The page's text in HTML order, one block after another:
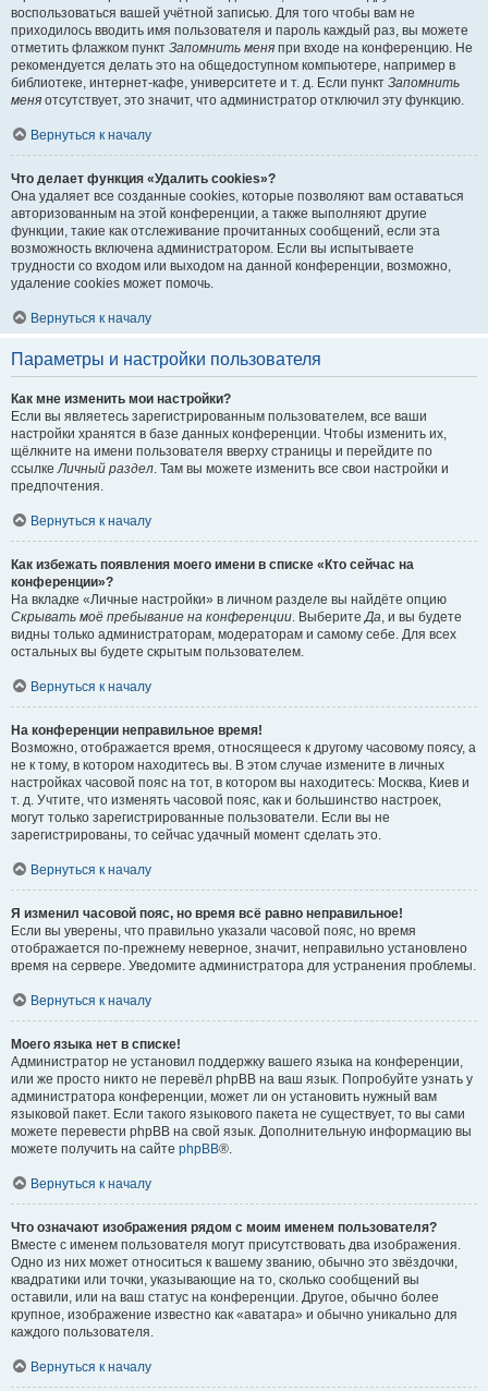
воспользоваться вашей учётной записью. Для того чтобы вам не
приходилось вводить имя пользователя и пароль каждый раз, вы можете
отметить флажком пункт Запомнить меня при входе на конференцию. Не
рекомендуется делать это на общедоступном компьютере, например в
библиотеке, интернет-кафе, университете и т. д. Если пункт Запомнить
меня отсутствует, это значит, что администратор отключил эту функцию.
Вернуться к началу
Что делает функция «Удалить cookies»?
Она удаляет все созданные cookies, которые позволяют вам оставаться
авторизованным на этой конференции, а также выполняют другие
функции, такие как отслеживание прочитанных сообщений, если эта
возможность включена администратором. Если вы испытываете
трудности со входом или выходом на данной конференции, возможно,
удаление cookies может помочь.
Вернуться к началу
Параметры и настройки пользователя
Как мне изменить мои настройки?
Если вы являетесь зарегистрированным пользователем, все ваши
настройки хранятся в базе данных конференции. Чтобы изменить их,
щёлкните на имени пользователя вверху страницы и перейдите по
ссылкеЛичный раздел. Там вы можете изменить все свои настройки и
предпочтения.
Вернуться к началу
Как избежать появления моего имени в списке «Кто сейчас на
конференции»?
На вкладке «Личные настройки» в личном разделе вы найдёте опцию
Скрывать моё пребывание на конференции. ВыберитеДа, и вы будете
видны только администраторам, модераторам и самому себе. Для всех
остальных вы будете скрытым пользователем.
Вернуться к началу
На конференции неправильное время!
Возможно, отображается время, относящееся к другому часовому поясу, а
не к тому, в котором находитесь вы. В этом случае измените в личных
настройках часовой пояс на тот, в котором вы находитесь: Москва, Киев и
т. д. Учтите, что изменять часовой пояс, как и большинство настроек,
могут только зарегистрированные пользователи. Если вы не
зарегистрированы, то сейчас удачный момент сделать это.
Вернуться к началу
Я изменил часовой пояс, но время всё равно неправильное!
Если вы уверены, что правильно указали часовой пояс, но время
отображается по-прежнему неверное, значит, неправильно установлено
время на сервере. Уведомите администратора для устранения проблемы.
Вернуться к началу
Моего языка нет в списке!
Администратор не установил поддержку вашего языка на конференции,
или же просто никто не перевёл phpBB на ваш язык. Попробуйте узнать у
администратора конференции, может ли он установить нужный вам
языковой пакет. Если такого языкового пакета не существует, то вы сами
можете перевести phpBB на свой язык. Дополнительную информацию вы
можете получить на сайте phpBB®.
Вернуться к началу
Что означают изображения рядом с моим именем пользователя?
Вместе с именем пользователя могут присутствовать два изображения.
Одно из них может относиться к вашему званию, обычно это звёздочки,
квадратики или точки, указывающие на то, сколько сообщений вы
оставили, или на ваш статус на конференции. Другое, обычно более
крупное, изображение известно как «аватара» и обычно уникально для
каждого пользователя.
Вернуться к началу